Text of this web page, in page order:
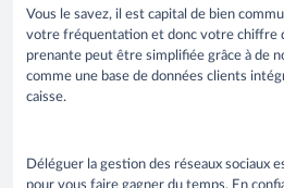
Vous le savez, il est capital de bien
votre fréquentation et donc votre chiffre
prenante peut être simplifiée grâce à de
comme une base de données clients
caisse.
Déléguer la gestion des réseaux sociaux
pour vous faire gagner du temps. En